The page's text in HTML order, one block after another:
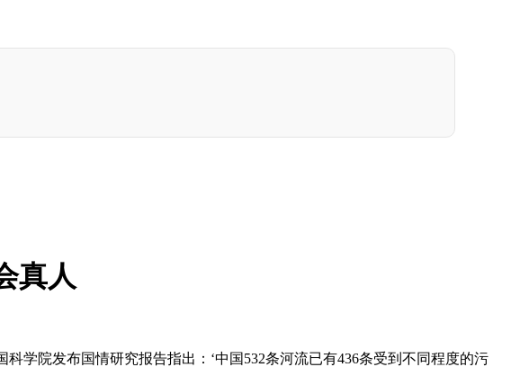
真人
院发布国情研究报告指出：‘中国532条河流已有436条受到不同程度的污